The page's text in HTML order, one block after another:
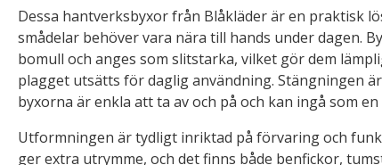
Dessa hantverksbyxor från Blåkläder är en praktisk
smådelar behöver vara nära till hands under dagen.
bomull och anges som slitstarka, vilket gör dem
plagget utsätts för daglig användning. Stängningen
byxorna är enkla att ta av och på och kan ingå som
Utformningen är tydligt inriktad på förvaring och
ger extra utrymme, och det finns både benfickor,